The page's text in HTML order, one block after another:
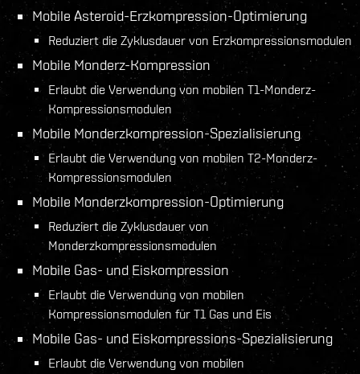
Mobile Asteroid-Erzkompression-Optimierung
Reduziert die Zyklusdauer von Erzkompressionsmodulen
Mobile Monderz-Kompression
Erlaubt die Verwendung von mobilen T1-Monderz-
Kompressionsmodulen
Mobile Monderzkompression-Spezialisierung
Erlaubt die Verwendung von mobilen T2-Monderz-
Kompressionsmodulen
Mobile Monderzkompression-Optimierung
Reduziert die Zyklusdauer von
Monderzkompressionsmodulen
Mobile Gas- und Eiskompression
Erlaubt die Verwendung von mobilen
Kompressionsmodulen für T1 Gas und Eis
Mobile Gas- und Eiskompressions-Spezialisierung
Erlaubt die Verwendung von mobilen